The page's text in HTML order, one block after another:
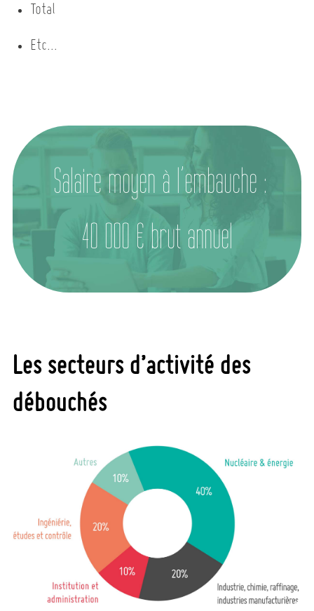
Total
Etc...
Salaire moyen à l’embauche :
40 000 € brut annuel
Les secteurs d’activité des
débouchés